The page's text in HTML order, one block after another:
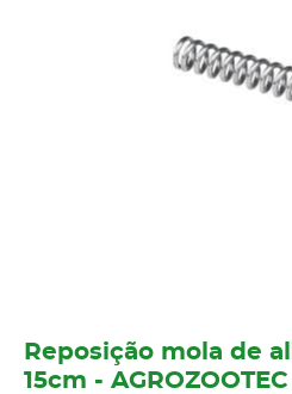
Reposição mola de
15cm - AGROZOOTEC